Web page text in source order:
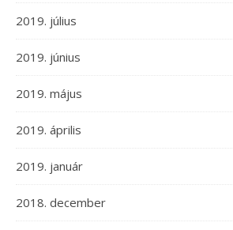
2019. július
2019. június
2019. május
2019. április
2019. január
2018. december